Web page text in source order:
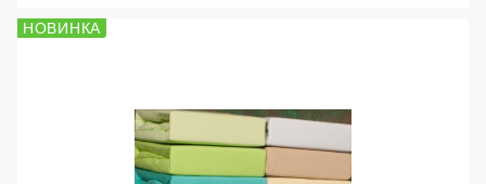
НОВИНКА